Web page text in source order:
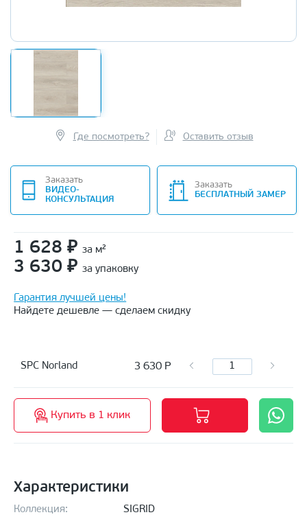
Где посмотреть? Оставить отзыв
Заказать
ВИДЕО-
КОНСУЛЬТАЦИЯ
Заказать
БЕСПЛАТНЫЙ ЗАМЕР
1 628 ₽ за м²
3 630 ₽ за упаковку
Гарантия лучшей цены!
Найдете дешевле — сделаем скидку
SPC Norland 3 630 Р
Купить в 1 клик
Характеристики
Коллекция: SIGRID